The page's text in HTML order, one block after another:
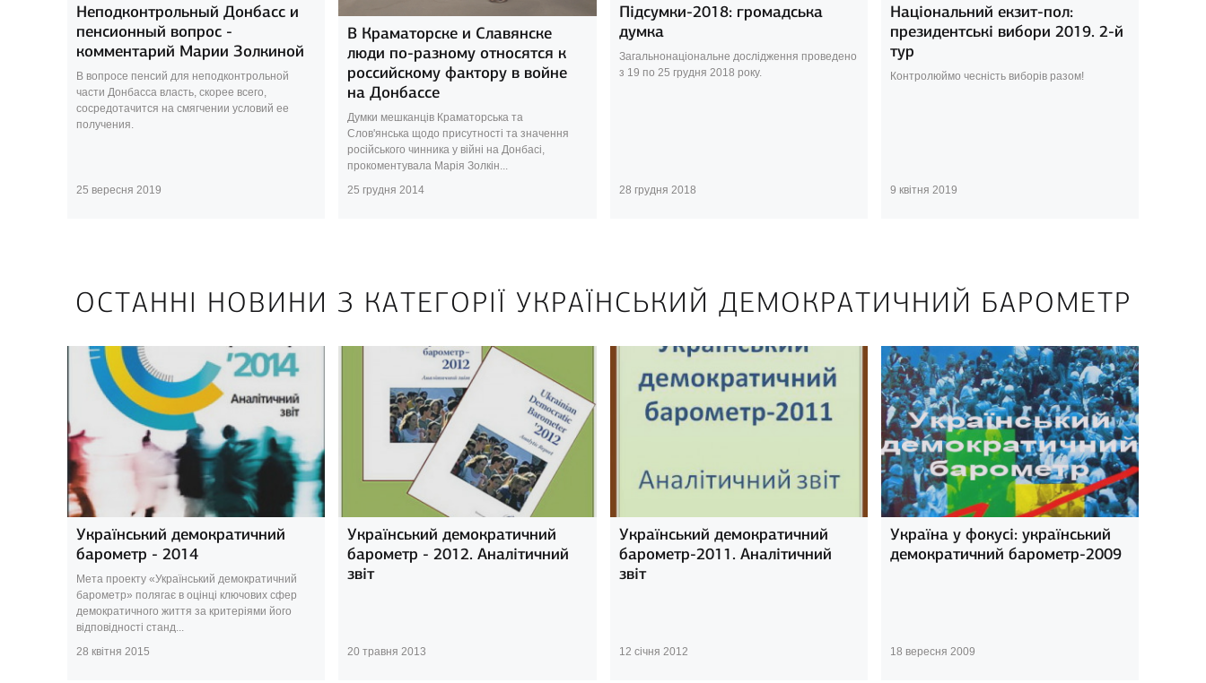
Неподконтрольный Донбасс и
пенсионный вопрос -
комментарий Марии Золкиной
В вопросе пенсий для неподконтрольной
части Донбасса власть, скорее всего,
сосредотачится на смягчении условий ее
получения.
25 вересня 2019
В Краматорске и Славянске
люди по-разному относятся к
российскому фактору в войне
на Донбассе
Думки мешканців Краматорська та
Слов'янська щодо присутності та значення
російського чинника у війні на Донбасі,
прокоментувала Марія Золкін...
25 грудня 2014
Підсумки-2018: громадська
думка
Загальнонаціональне дослідження проведено
з 19 по 25 грудня 2018 року.
28 грудня 2018
Національний екзит-пол:
президентські вибори 2019. 2-й
тур
Контролюймо чесність виборів разом!
9 квітня 2019
ОСТАННІ НОВИНИ З КАТЕГОРІЇ УКРАЇНСЬКИЙ ДЕМОКРАТИЧНИЙ БАРОМЕТР
Український демократичний
барометр - 2014
Мета проекту «Український демократичний
барометр» полягає в оцінці ключових сфер
демократичного життя за критеріями його
відповідності станд...
28 квітня 2015
Український демократичний
барометр - 2012. Аналітичний
звіт
20 травня 2013
Український демократичний
барометр-2011. Аналітичний
звіт
12 січня 2012
Україна у фокусі: український
демократичний барометр-2009
18 вересня 2009